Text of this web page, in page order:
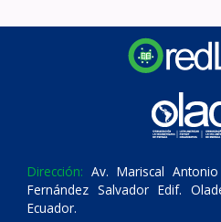
Dirección: Av. Mariscal
Fernández Salvador Edif.
Ecuador.